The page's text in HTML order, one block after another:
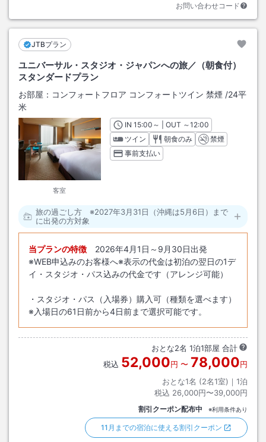
お問い合わせコード
JTBプラン
ユニバーサル・スタジオ・ジャパンへの旅／（朝食付）
スタンダードプラン
お部屋： コンフォートフロア コンフォートツイン 禁煙 /24平
米
客室
INチェックイン
15:00 ～ | OUT チェックアウト
～12:00
ツイン
朝食のみ
禁煙
事前支払い
旅の過ごし方 ※2027年3月31日（沖縄は5月6日）まで
に出発の方対象
当プランの特徴 2026年4月1日～9月30日出発
※WEB申込みのお客様へ※表示の代金は初泊の翌日の1デ
イ・スタジオ・パス込みの代金です（アレンジ可能）
・スタジオ・パス（入場券）購入可（種類を選べます）
※入場日の61日前から4日前まで選択可能です。
おとな2名 1泊1部屋 合計
税込 52,000円 〜 78,000円
おとな1名 (2名1室)｜ 1泊
税込 26,000円〜39,000円
割引クーポン配布中 ※利用条件あり
11月までの宿泊に使える割引クーポン